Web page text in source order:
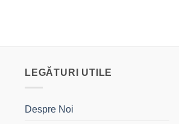
LEGĂTURI UTILE
Despre Noi